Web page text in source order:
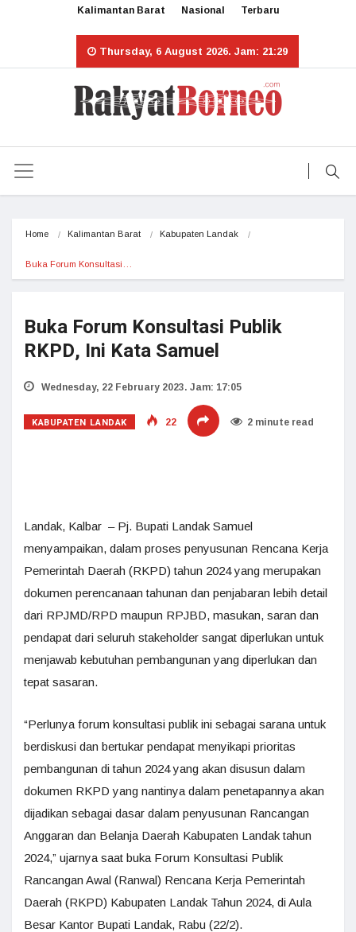
Kalimantan Barat Nasional Terbaru
Thursday, 6 August 2026. Jam: 21:29
Home Kalimantan Barat Kabupaten Landak
Buka Forum Konsultasi…
Buka Forum Konsultasi Publik
RKPD, Ini Kata Samuel
Wednesday, 22 February 2023. Jam: 17:05
KABUPATEN LANDAK 22 2 minute read
Landak, Kalbar – Pj. Bupati Landak Samuel
menyampaikan, dalam proses penyusunan Rencana Kerja
Pemerintah Daerah (RKPD) tahun 2024 yang merupakan
dokumen perencanaan tahunan dan penjabaran lebih detail
dari RPJMD/RPD maupun RPJBD, masukan, saran dan
pendapat dari seluruh stakeholder sangat diperlukan untuk
menjawab kebutuhan pembangunan yang diperlukan dan
tepat sasaran.
“Perlunya forum konsultasi publik ini sebagai sarana untuk
berdiskusi dan bertukar pendapat menyikapi prioritas
pembangunan di tahun 2024 yang akan disusun dalam
dokumen RKPD yang nantinya dalam penetapannya akan
dijadikan sebagai dasar dalam penyusunan Rancangan
Anggaran dan Belanja Daerah Kabupaten Landak tahun
2024,” ujarnya saat buka Forum Konsultasi Publik
Rancangan Awal (Ranwal) Rencana Kerja Pemerintah
Daerah (RKPD) Kabupaten Landak Tahun 2024, di Aula
Besar Kantor Bupati Landak, Rabu (22/2).